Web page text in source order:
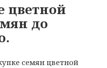
цветной
до
семян цветной